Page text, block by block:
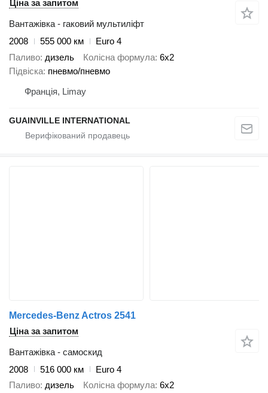
Ціна за запитом
Вантажівка - гаковий мультиліфт
2008
555 000 км
Euro 4
Паливо дизель Колісна формула 6x2
Підвіска пневмо/пневмо
Франція, Limay
GUAINVILLE INTERNATIONAL
Mercedes-Benz Actros 2541
Ціна за запитом
Вантажівка - самоскид
2008
516 000 км
Euro 4
Паливо дизель Колісна формула 6x2